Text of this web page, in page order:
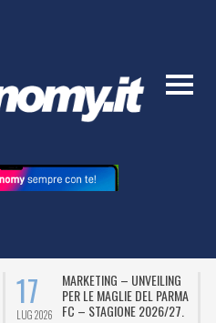
17
LUG 2026
MARKETING – UNVEILING
PER LE MAGLIE DEL PARMA
FC – STAGIONE 2026/27.